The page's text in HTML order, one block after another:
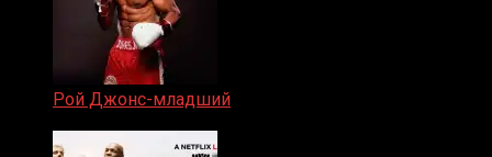
Рой Джонс-младший